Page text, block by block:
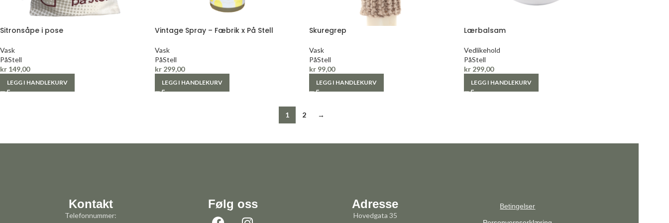
Sitronsåpe i pose
Vask
PåStell
kr 149,00
LEGG I HANDLEKURV
Vintage Spray – Fæbrik x På Stell
Vask
PåStell
kr299,00
LEGG I HANDLEKURV
Skuregrep
Vask
PåStell
kr 99,00
LEGG I HANDLEKURV
Lærbalsam
Vedlikehold
PåStell
kr299,00
LEGG I HANDLEKURV
1 2 →
Kontakt
Telefonnummer:
Følg oss Adresse
Hovedgata 35
Betingelser